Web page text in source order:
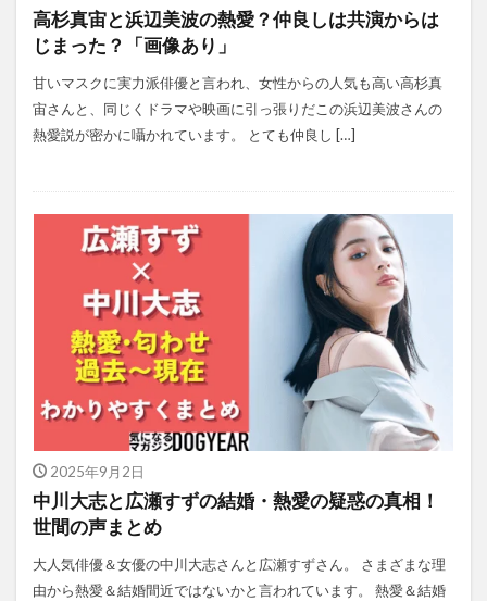
高杉真宙と浜辺美波の熱愛？仲良しは共演からは
じまった？「画像あり」
甘いマスクに実力派俳優と言われ、女性からの人気も高い高杉真
宙さんと、同じくドラマや映画に引っ張りだこの浜辺美波さんの
熱愛説が密かに囁かれています。 とても仲良し […]
2025年9月2日
中川大志と広瀬すずの結婚・熱愛の疑惑の真相！
世間の声まとめ
大人気俳優＆女優の中川大志さんと広瀬すずさん。 さまざまな理
由から熱愛＆結婚間近ではないかと言われています。 熱愛＆結婚